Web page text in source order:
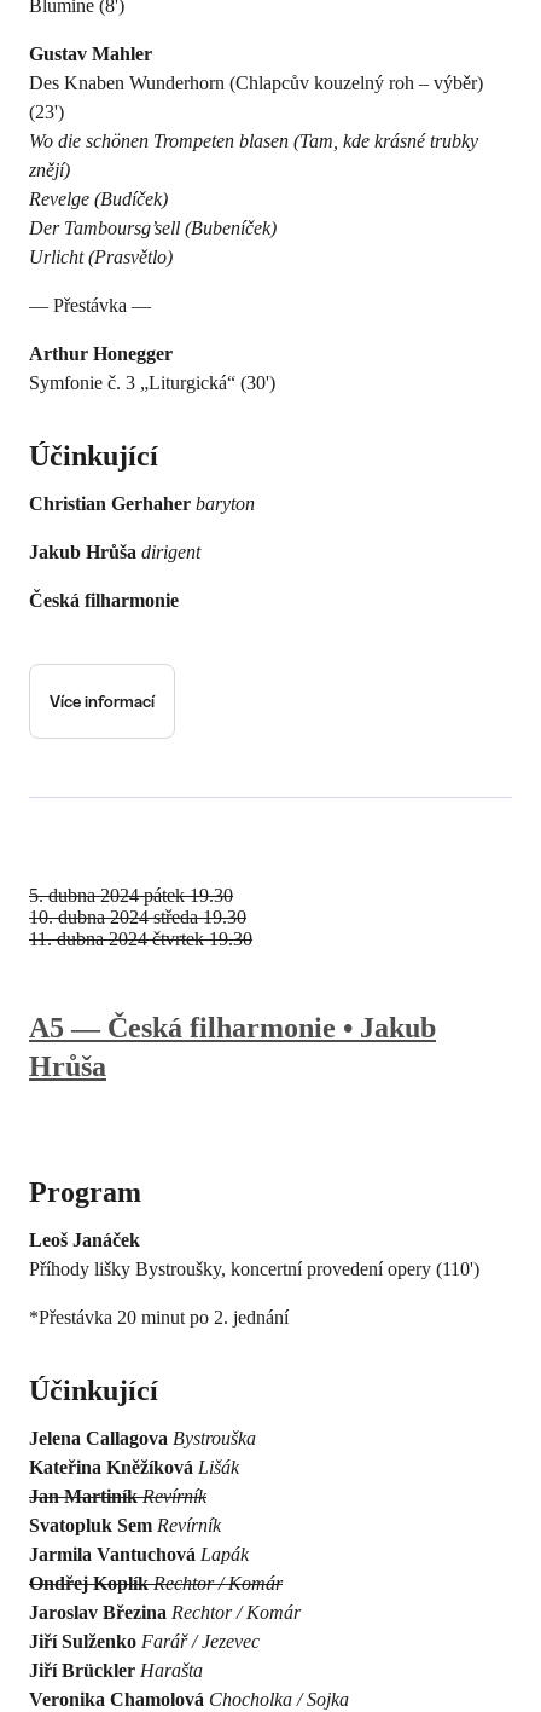
Blumine (8')
Gustav Mahler
Des Knaben Wunderhorn (Chlapcův kouzelný roh ‒ výběr)
(23')
Wo die schönen Trompeten blasen (Tam, kde krásné trubky
znějí)
Revelge (Budíček)
Der Tamboursg’sell (Bubeníček)
Urlicht (Prasvětlo)
— Přestávka —
Arthur Honegger
Symfonie č. 3 „Liturgická“ (30')
Účinkující
Christian Gerhaher baryton
Jakub Hrůša dirigent
Česká filharmonie
Více informací
A5 — Česká filharmonie • Jakub
Hrůša
Program
Leoš Janáček
Příhody lišky Bystroušky, koncertní provedení opery (110')
*Přestávka 20 minut po 2. jednání
Účinkující
Jelena Callagova Bystrouška
Kateřina Kněžíková Lišák
Jan Martiník Revírník
Svatopluk Sem Revírník
Jarmila Vantuchová Lapák
Ondřej Koplík Rechtor / Komár
Jaroslav Březina Rechtor / Komár
Jiří Sulženko Farář / Jezevec
Jiří Brückler Harašta
Veronika Chamolová Chocholka / Sojka
5. dubna 2024 pátek 19.30
10. dubna 2024 středa 19.30
11. dubna 2024 čtvrtek 19.30